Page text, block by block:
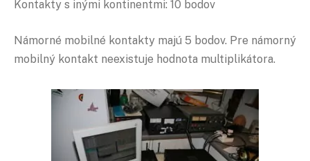
Kontakty s inými kontinentmi: 10 bodov
Námorné mobilné kontakty majú 5 bodov. Pre námorný
mobilný kontakt neexistuje hodnota multiplikátora.